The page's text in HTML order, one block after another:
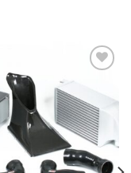
lista de
deseos